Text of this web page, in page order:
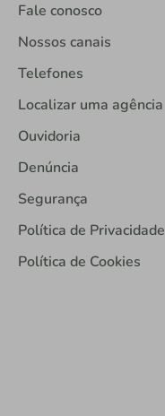
Fale conosco
Nossos canais
Telefones
Localizar uma agência
Ouvidoria
Denúncia
Segurança
Política de Privacidade
Política de Cookies